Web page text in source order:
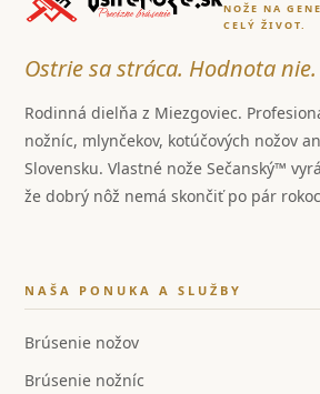
NOŽE NA
CELÝ ŽIVOT.
Ostrie sa stráca. Hodnota nie.
Rodinná dielňa z Miezgoviec.
nožníc, mlynčekov, kotúčových nožov
Slovensku. Vlastné nože Sečanský™
že dobrý nôž nemá skončiť po pár
NAŠA PONUKA A SLUŽBY
Brúsenie nožov
Brúsenie nožníc